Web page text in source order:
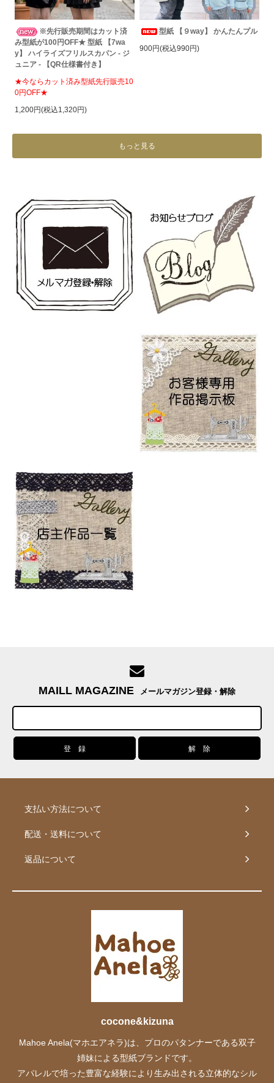
※先行販売期間はカット済
み型紙が100円OFF★ 型紙 【7wa
y】 ハイライズフリルスカパン - ジ
ュニア - 【QR仕様書付き】
★今ならカット済み型紙先行販売10
0円OFF★
1,200円(税込1,320円)
型紙 【９way】 かんたんプル
900円(税込990円)
もっと見る
MAILL MAGAZINE メールマガジン登録・解除
支払い方法について
配送・送料について
返品について
cocone&kizuna
Mahoe Anela(マホエアネラ)は、プロのパタンナーである双子
姉妹による型紙ブランドです。
アパレルで培った豊富な経験により生み出される立体的なシル